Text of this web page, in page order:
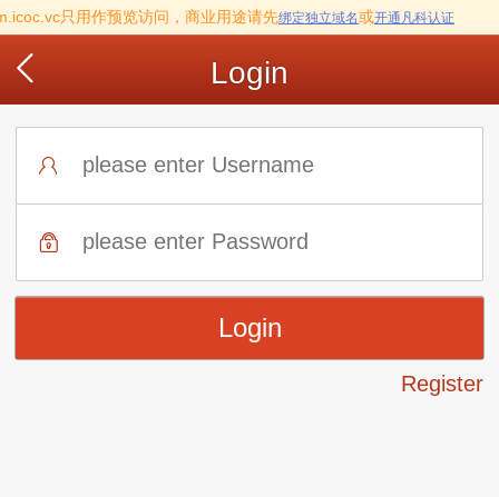
只用作预览访问，商业用途请先绑定独立域名或开通凡科认证
Login
Register